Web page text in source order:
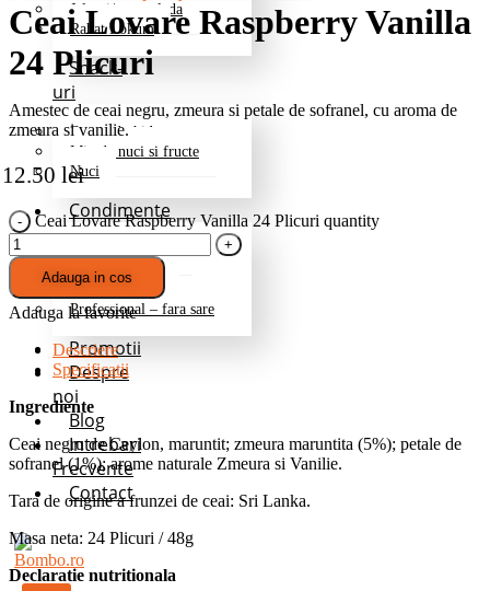
Jeleuri/marmelada
Rahat Lokum
Snack-
uri
Fructe deshidratate
Mix de nuci si fructe
Nuci
Condimente
Mixuri de baza
Pentru cartofi
Professional – fara sare
Promotii
Despre
noi
Blog
Intrebari
Frecvente
Contact
Ceai Lovare Raspberry Vanilla
24 Plicuri
Amestec de ceai negru, zmeura si petale de sofranel, cu aroma de
zmeura si vanilie.
12.50 lei
Ceai Lovare Raspberry Vanilla 24 Plicuri quantity
Adauga in cos
Adauga la favorite
Descriere
Specificatii
Ingrediente
Ceai negru de Ceylon, maruntit; zmeura maruntita (5%); petale de
sofranel (1%); arome naturale Zmeura si Vanilie.
Tara de origine a frunzei de ceai: Sri Lanka.
Masa neta: 24 Plicuri / 48g
Declaratie nutritionala